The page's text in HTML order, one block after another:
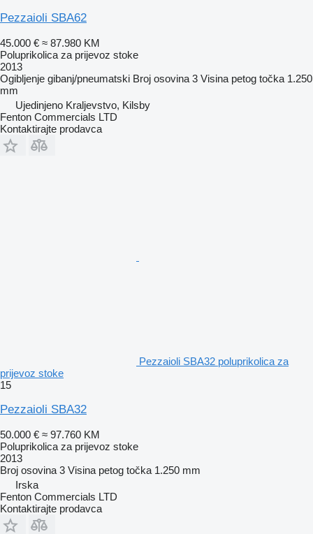
Pezzaioli SBA62
45.000 € ≈ 87.980 KM
Poluprikolica za prijevoz stoke
2013
Ogibljenje gibanj/pneumatski Broj osovina 3 Visina petog točka 1.250
mm
Ujedinjeno Kraljevstvo, Kilsby
Fenton Commercials LTD
Kontaktirajte prodavca
Pezzaioli SBA32 poluprikolica za
prijevoz stoke
15
Pezzaioli SBA32
50.000 € ≈ 97.760 KM
Poluprikolica za prijevoz stoke
2013
Broj osovina 3 Visina petog točka 1.250 mm
Irska
Fenton Commercials LTD
Kontaktirajte prodavca